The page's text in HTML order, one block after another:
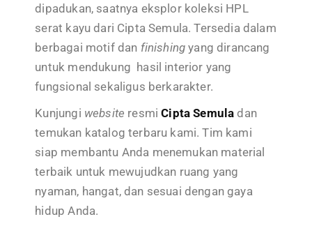
dipadukan, saatnya eksplor koleksi HPL
serat kayu dari Cipta Semula. Tersedia dalam
berbagai motif dan finishing yang dirancang
untuk mendukung hasil interior yang
fungsional sekaligus berkarakter.
Kunjungi website resmiCipta Semula dan
temukan katalog terbaru kami. Tim kami
siap membantu Anda menemukan material
terbaik untuk mewujudkan ruang yang
nyaman, hangat, dan sesuai dengan gaya
hidup Anda.